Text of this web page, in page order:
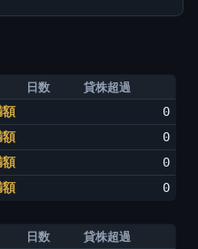
日数 貸株超過
額
0
額
0
額
0
額 0
日数 貸株超過